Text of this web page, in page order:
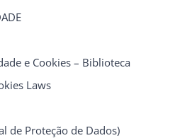
e Cookies – Biblioteca
Laws
de Proteção de Dados)